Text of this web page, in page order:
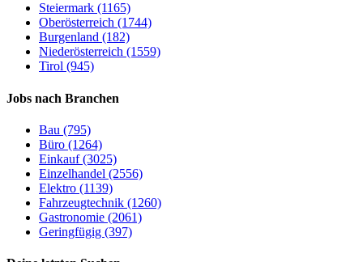
Steiermark (1165)
Oberösterreich (1744)
Burgenland (182)
Niederösterreich (1559)
Tirol (945)
Jobs nach Branchen
Bau (795)
Büro (1264)
Einkauf (3025)
Einzelhandel (2556)
Elektro (1139)
Fahrzeugtechnik (1260)
Gastronomie (2061)
Geringfügig (397)